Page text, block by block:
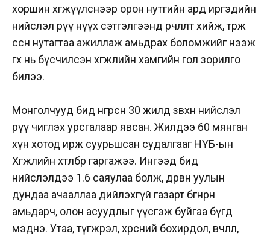
хоршин хөгжүүлснээр орон нутгийн ард иргэдийн
нийслэл рүү нүүх сэтгэлгээнд өөрчлөлт хийж, төрж
өссөн нутагтаа ажиллаж амьдрах боломжийг нээж
өгөх нь бүсчилсэн хөгжлийн хамгийн гол зорилго
билээ.
Монголчууд бид өнгөрсөн 30 жилд зөвхөн нийслэл
рүү чиглэх урсгалаар явсан. Жилдээ 60 мянган
хүн хотод ирж суурьшсан судалгааг НҮБ-ын
Хөгжлийн хөтөлбөр гаргажээ. Ингээд бид
нийслэлдээ 1.6 саяулаа болж, дөрвөн уулын
дундаа ачааллаа дийлэхгүй газарт бөөгнөрөн
амьдарч, олон асуудлыг үүсгэж буйгаа бүгд
мэднэ. Утаа, түгжрэл, хөрсний бохирдол, өвчлөл,